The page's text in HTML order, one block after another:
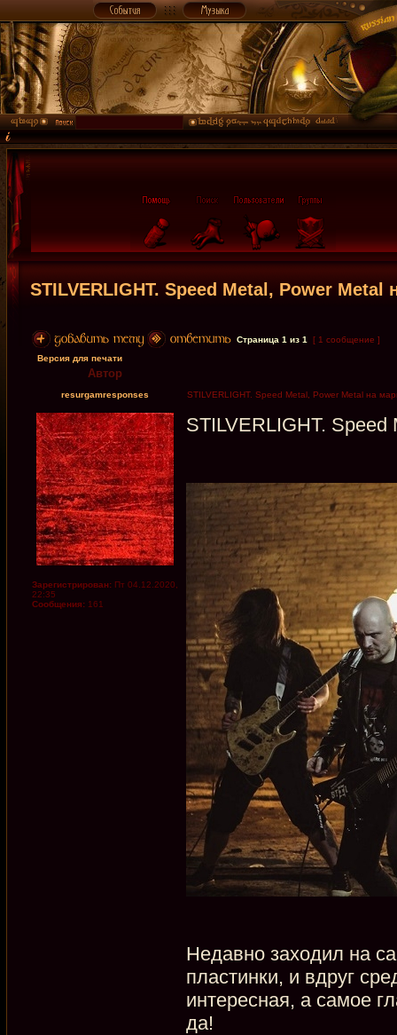
STILVERLIGHT. Speed Metal, Power Metal
Страница 1 из 1
[ 1 сообщение ]
Версия для печати
Автор
resurgamresponses STILVERLIGHT. Speed Metal, Power Metal на
Зарегистрирован: Пт 04.12.2020,
22:35
Сообщения: 161
STILVERLIGHT.
Недавно заходил на
пластинки, и вдруг
интересная, а самое
да!